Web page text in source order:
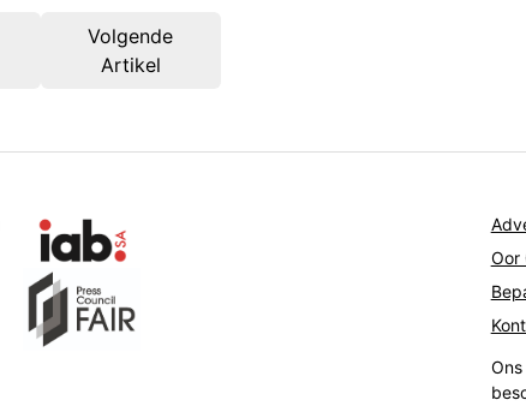
Volgende
Artikel
Oor